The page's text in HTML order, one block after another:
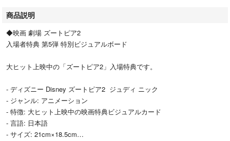
商品説明
◆映画 劇場 ズートピア2
入場者特典 第5弾 特別ビジュアルボード
大ヒット上映中の「ズートピア2」入場特典です。
- ディズニー Disney ズートピア2 ジュディ ニック
- ジャンル: アニメーション
- 特徴: 大ヒット上映中の映画特典ビジュアルカード
- 言語: 日本語
- サイズ: 21cm×18.5cm